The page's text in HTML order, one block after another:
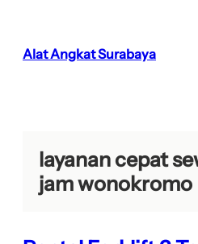
konten
Alat Angkat Surabaya
layanan cepat
jam wonokromo